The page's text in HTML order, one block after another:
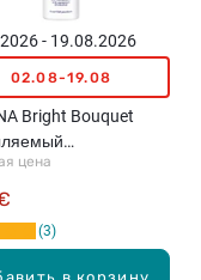
- 19.08.2026
02.08-19.08
Bright Bouquet
200мл
цена
3